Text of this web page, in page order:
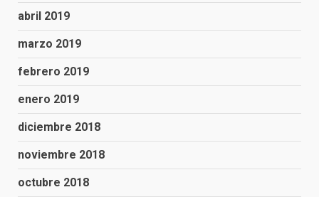
abril 2019
marzo 2019
febrero 2019
enero 2019
diciembre 2018
noviembre 2018
octubre 2018